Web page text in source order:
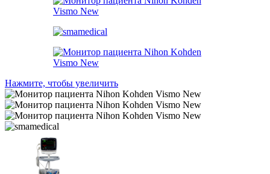
Нажмите, чтобы увеличить